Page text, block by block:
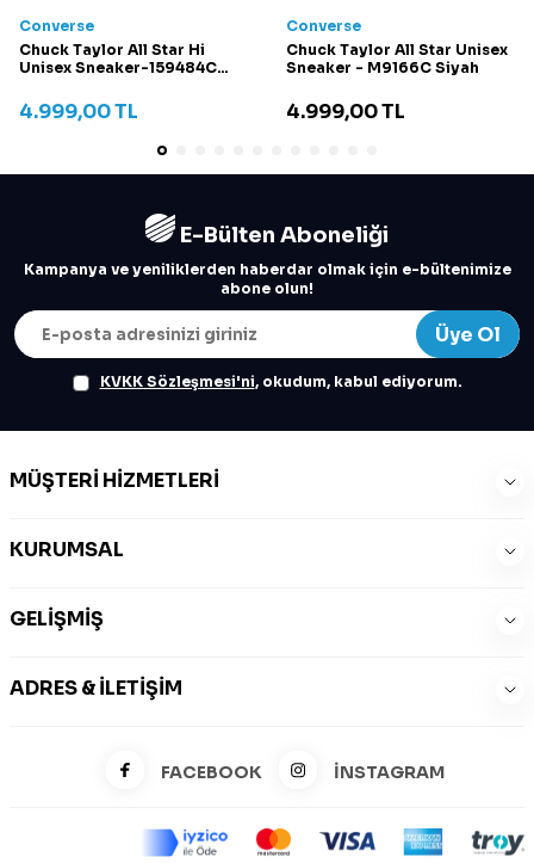
Converse
Chuck Taylor All Star Hi
Unisex Sneaker-159484C
4.999,00TL
Converse
Chuck Taylor All Star Unisex
Sneaker - M9166C Siyah
4.999,00TL
E-Bülten Aboneliği
Kampanya ve yeniliklerden haberdar olmak için e-bültenimize
abone olun!
Üye Ol
KVKK Sözleşmesi'ni, okudum, kabul ediyorum.
MÜŞTERI HIZMETLERI
KURUMSAL
GELIŞMIŞ
ADRES & İLETIŞIM
FACEBOOK İNSTAGRAM